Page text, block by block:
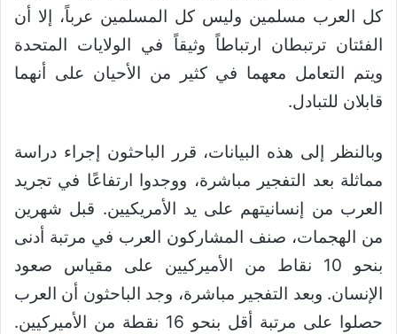
كل العرب مسلمين وليس كل المسلمين عرباً، إلا أن
الفئتان ترتبطان ارتباطاً وثيقاً في الولايات المتحدة
ويتم التعامل معهما في كثير من الأحيان على أنهما
قابلان للتبادل.
وبالنظر إلى هذه البيانات، قرر الباحثون إجراء دراسة
مماثلة بعد التفجير مباشرة، ووجدوا ارتفاعًا في تجريد
العرب من إنسانيتهم على يد الأمريكيين. قبل شهرين
من الهجمات، صنف المشاركون العرب في مرتبة أدنى
بنحو 10 نقاط من الأميركيين على مقياس صعود
الإنسان. وبعد التفجير مباشرة، وجد الباحثون أن العرب
حصلوا على مرتبة أقل بنحو 16 نقطة من الأميركيين.